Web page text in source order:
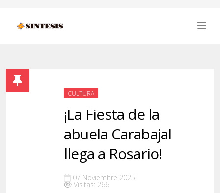
CULTURA
¡La Fiesta de la
abuela Carabajal
llega a Rosario!
07 Noviembre 2025
Visitas: 266